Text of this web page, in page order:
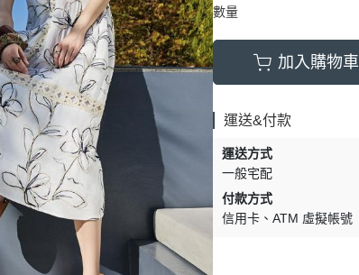
數量
加入購物車
運送&付款
運送方式
一般宅配
付款方式
信用卡
ATM 虛擬帳號